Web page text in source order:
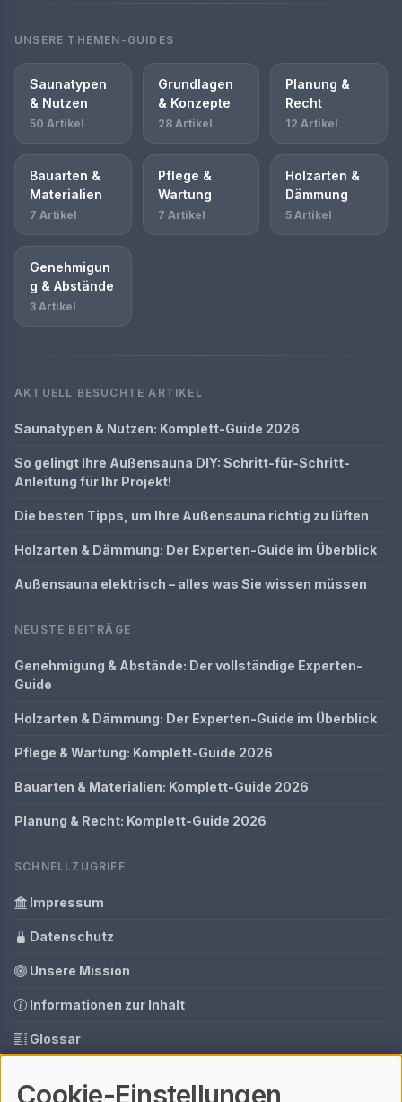
UNSERE THEMEN-GUIDES
Saunatypen
& Nutzen
50 Artikel
Grundlagen
& Konzepte
28 Artikel
Planung &
Recht
12 Artikel
Bauarten &
Materialien
7 Artikel
Pflege &
Wartung
7 Artikel
Holzarten &
Dämmung
5 Artikel
Genehmigun
g & Abstände
3 Artikel
AKTUELL BESUCHTE ARTIKEL
Saunatypen & Nutzen: Komplett-Guide 2026
So gelingt Ihre Außensauna DIY: Schritt-für-Schritt-
Anleitung für Ihr Projekt!
Die besten Tipps, um Ihre Außensauna richtig zu lüften
Holzarten & Dämmung: Der Experten-Guide im Überblick
Außensauna elektrisch – alles was Sie wissen müssen
NEUSTE BEITRÄGE
Genehmigung & Abstände: Der vollständige Experten-
Guide
Holzarten & Dämmung: Der Experten-Guide im Überblick
Pflege & Wartung: Komplett-Guide 2026
Bauarten & Materialien: Komplett-Guide 2026
Planung & Recht: Komplett-Guide 2026
SCHNELLZUGRIFF
Impressum
Datenschutz
Unsere Mission
Informationen zur Inhalt
Glossar
Cookie-Einstellungen